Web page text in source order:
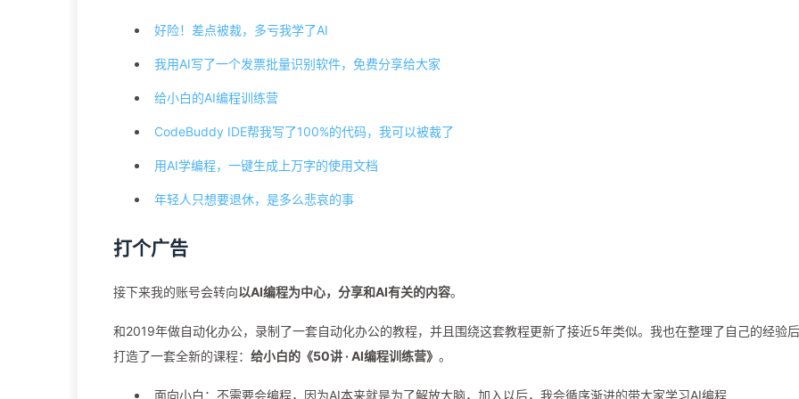
好险！差点被裁，多亏我学了AI
我用AI写了一个发票批量识别软件，免费分享给大家
给小白的AI编程训练营
CodeBuddy IDE帮我写了100%的代码，我可以被裁了
用AI学编程，一键生成上万字的使用文档
年轻人只想要退休，是多么悲哀的事
打个广告
接下来我的账号会转向以AI编程为中心，分享和AI有关的内容。
和2019年做自动化办公，录制了一套自动化办公的教程，并且围绕这套教程更新了接近5年类似。我也在整理了自己的经验
打造了一套全新的课程： 给小白的《50讲 · AI编程训练营》 。
面向小白：不需要会编程，因为AI本来就是为了解放大脑，加入以后，我会循序渐进的带大家学习AI编程